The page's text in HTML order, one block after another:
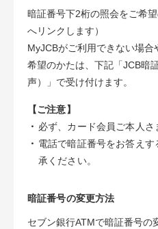
暗証番号下2桁の照会をご希
へリンクします）
MyJCBがご利用できない場
希望のかたは、下記「JCB暗
声）」で受け付けます。
【ご注意】
・ 必ず、カード会員ご本人さ
・ 電話で暗証番号をお答え
承ください。
暗証番号の変更方法
セブン銀行ATMで暗証番号の